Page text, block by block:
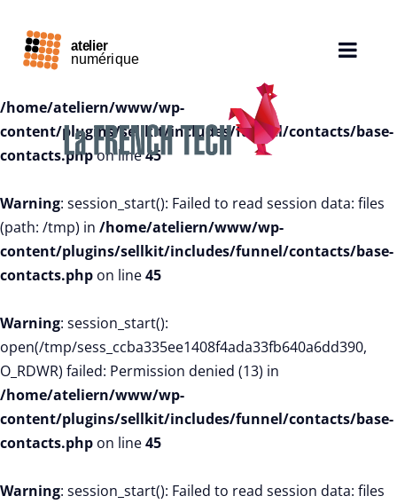
Warning: session_start():
open(/tmp/sess_ca61edcbe9ba183e8275acd132fa2e63,
O_RDWR) failed: Permission denied (13) in
/home/ateliern/www/wp-
content/plugins/sellkit/includes/funnel/contacts/base-
contacts.phpon line45
Warning: session_start(): Failed to read session data: files
(path: /tmp) in /home/ateliern/www/wp-
content/plugins/sellkit/includes/funnel/contacts/base-
contacts.php on line45
Warning: session_start():
open(/tmp/sess_ccba335ee1408f4ada33fb640a6dd390,
O_RDWR) failed: Permission denied (13) in
/home/ateliern/www/wp-
content/plugins/sellkit/includes/funnel/contacts/base-
contacts.php on line45
Warning: session_start(): Failed to read session data: files